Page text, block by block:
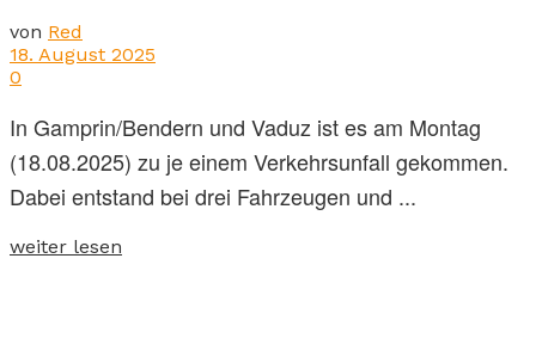
von Red
18. August 2025
0
In Gamprin/Bendern und Vaduz ist es am Montag
(18.08.2025) zu je einem Verkehrsunfall gekommen.
Dabei entstand bei drei Fahrzeugen und ...
weiter lesen